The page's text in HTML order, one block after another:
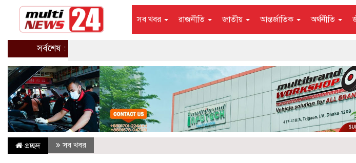
সব খবর রাজনীতি জাতীয় আন্তর্জাতিক অর্থনীতি
সর্বশেষ :
প্রচ্ছদ সব খবর